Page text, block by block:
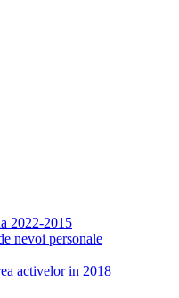
2022-2015
nevoi personale
activelor in 2018